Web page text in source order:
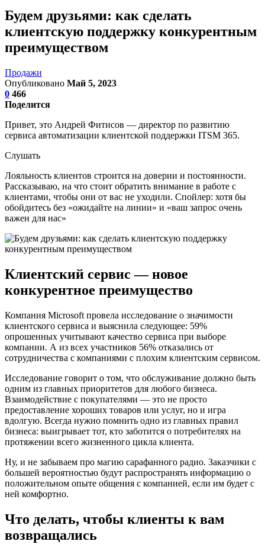
Будем друзьями: как сделать
клиентскую поддержку конкурентным
преимуществом
Продажи
Опубликовано Май 5, 2023
0 466
Поделится
Привет, это Андрей Фитисов — директор по развитию
сервиса автоматизации клиентской поддержки ITSM 365.
Слушать
Лояльность клиентов строится на доверии и постоянности.
Рассказываю, на что стоит обратить внимание в работе с
клиентами, чтобы они от вас не уходили. Спойлер: хотя бы
обойдитесь без «ожидайте на линии» и «ваш запрос очень
важен для нас»
Клиентский сервис — новое
конкурентное преимущество
Компания Microsoft провела исследование о значимости
клиентского сервиса и выяснила следующее: 59%
опрошенных учитывают качество сервиса при выборе
компании. А из всех участников 56% отказались от
сотрудничества с компаниями с плохим клиентским сервисом.
Исследование говорит о том, что обслуживание должно быть
одним из главных приоритетов для любого бизнеса.
Взаимодействие с покупателями — это не просто
предоставление хороших товаров или услуг, но и игра
вдолгую. Всегда нужно помнить одно из главных правил
бизнеса: выигрывает тот, кто заботится о потребителях на
протяжении всего жизненного цикла клиента.
Ну, и не забываем про магию сарафанного радио. Заказчики с
большей вероятностью будут распространять информацию о
положительном опыте общения с компанией, если им будет с
ней комфортно.
Что делать, чтобы клиенты к вам
возвращались